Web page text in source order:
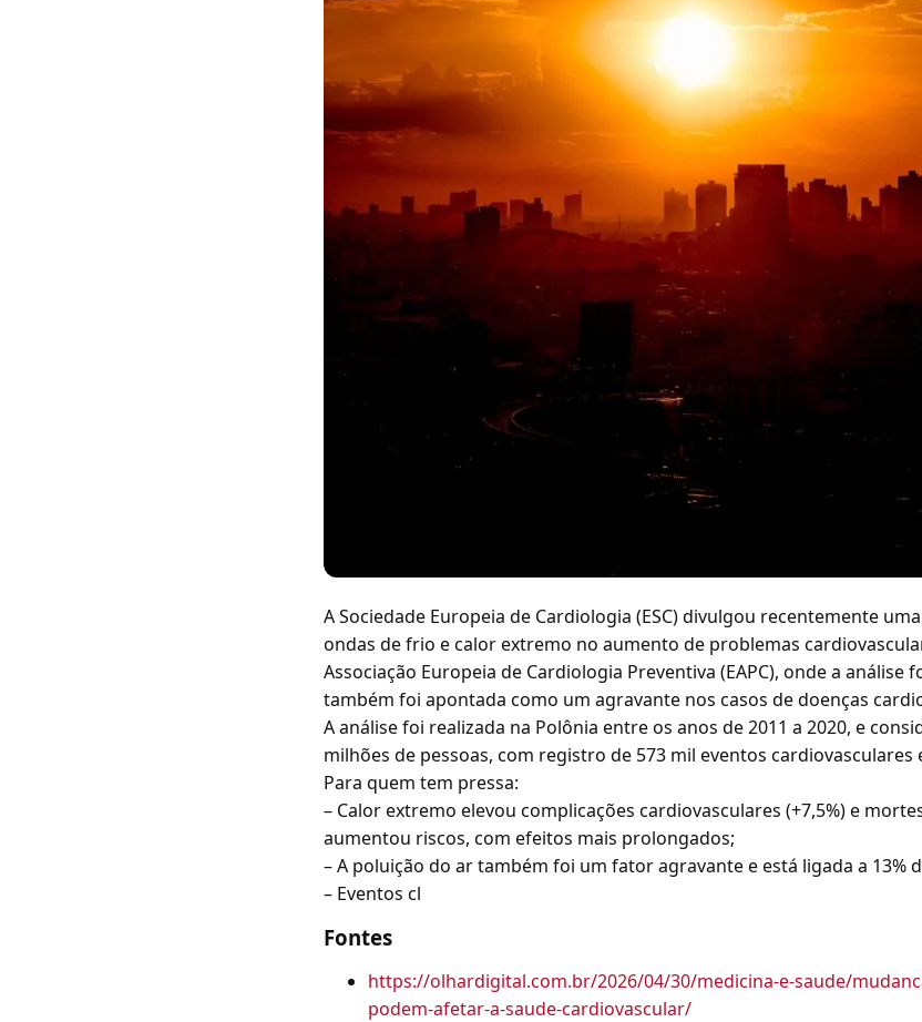
A Sociedade Europeia de Cardiologia (ESC) divulgou recentemente
ondas de frio e calor extremo no aumento de problemas
Associação Europeia de Cardiologia Preventiva (EAPC), onde a análise
também foi apontada como um agravante nos casos de doenças
A análise foi realizada na Polônia entre os anos de 2011 a 2020, e
milhões de pessoas, com registro de 573 mil eventos cardiovasculares
Para quem tem pressa:
– Calor extremo elevou complicações cardiovasculares (+7,5%) e
aumentou riscos, com efeitos mais prolongados;
– A poluição do ar também foi um fator agravante e está ligada a 13%
– Eventos cl
Fontes
https://olhardigital.com.br/2026/04/30/medicina-e-saude/
podem-afetar-a-saude-cardiovascular/